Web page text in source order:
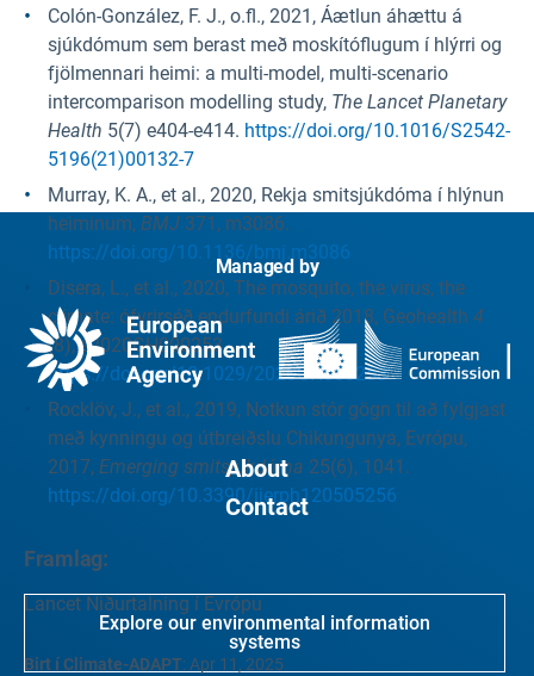
Colón-González, F. J., o.fl., 2021, Áætlun áhættu á
sjúkdómum sem berast með moskítóflugum í hlýrri og
fjölmennari heimi: a multi-model, multi-scenario
intercomparison modelling study, The Lancet Planetary
Health 5(7) e404-e414. https://doi.org/10.1016/S2542-
5196(21)00132-7
Murray, K. A., et al., 2020, Rekja smitsjúkdóma í hlýnun
heiminum, BMJ 371, m3086.
https://doi.org/10.1136/bmj.m3086
Disera, L., et al., 2020, The mosquito, the virus, the
climate: ófyrirséð endurfundi árið 2018, Geohealth 4
(8), e2020GH000253.
https://doi.org/10.1029/2020GH000253
Rocklöv, J., et al., 2019, Notkun stór gögn til að fylgjast
með kynningu og útbreiðslu Chikungunya, Evrópu,
2017, Emerging smitsjúkdóma 25(6), 1041.
https://doi.org/10.3390/ijerph120505256
Framlag:
Lancet Niðurtalning í Evrópu
Birt í Climate-ADAPT: Apr 11, 2025
Managed by
About
Contact
Explore our environmental information
systems